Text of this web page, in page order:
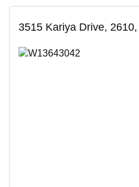
3515 Kariya Drive,